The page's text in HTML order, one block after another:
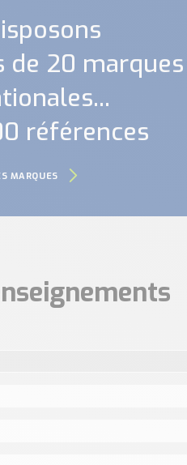
de 20 marques
références
MARQUES